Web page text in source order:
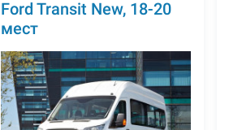
Ford Transit New, 18-20
мест